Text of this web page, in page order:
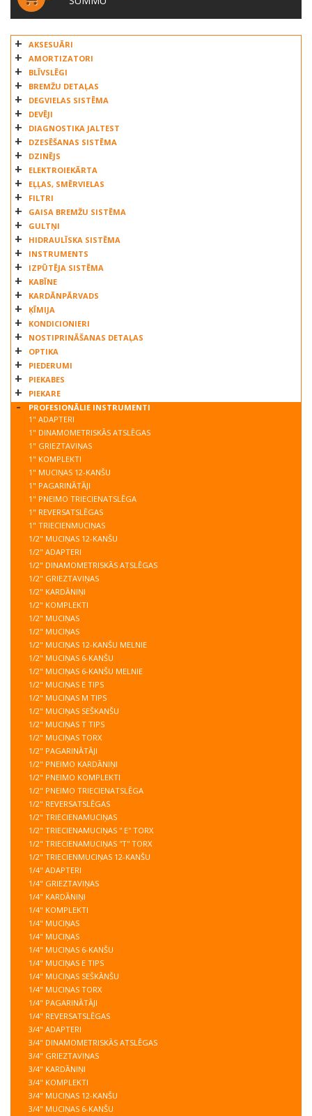
AKSESUĀRI
AMORTIZATORI
BLĪVSLĒGI
BREMŽU DETAĻAS
DEGVIELAS SISTĒMA
DEVĒJI
DIAGNOSTIKA JALTEST
DZESĒŠANAS SISTĒMA
DZINĒJS
ELEKTROIEKĀRTA
EĻĻAS, SMĒRVIELAS
FILTRI
GAISA BREMŽU SISTĒMA
GULTŅI
HIDRAULĪSKA SISTĒMA
INSTRUMENTS
IZPŪTĒJA SISTĒMA
KABĪNE
KARDĀNPĀRVADS
ĶĪMIJA
KONDICIONIERI
NOSTIPRINĀŠANAS DETAĻAS
OPTIKA
PIEDERUMI
PIEKABES
PIEKARE
PROFESIONĀLIE INSTRUMENTI
1" ADAPTERI
1" DINAMOMETRISKĀS ATSLĒGAS
1" GRIEZTAVIŅAS
1" KOMPLEKTI
1" MUCIŅAS 12-KANŠU
1" PAGARINĀTĀJI
1" PNEIMO TRIECIENATSLĒGA
1" REVERSATSLĒGAS
1" TRIECIENMUCIŅAS
1/2" MUCIŅAS 12-KANŠU
1/2" ADAPTERI
1/2" DINAMOMETRISKĀS ATSLĒGAS
1/2" GRIEZTAVIŅAS
1/2" KARDĀNIŅI
1/2" KOMPLEKTI
1/2" MUCIŅAS
1/2" MUCIŅAS
1/2" MUCIŅAS 12-KANŠU MELNIE
1/2" MUCIŅAS 6-KANŠU
1/2" MUCIŅAS 6-KANŠU MELNIE
1/2" MUCIŅAS E TIPS
1/2" MUCIŅAS M TIPS
1/2" MUCIŅAS SEŠKANŠU
1/2" MUCIŅAS T TIPS
1/2" MUCIŅAS TORX
1/2" PAGARINĀTĀJI
1/2" PNEIMO KARDĀNIŅI
1/2" PNEIMO KOMPLEKTI
1/2" PNEIMO TRIECIENATSLĒGA
1/2" REVERSATSLĒGAS
1/2" TRIECIENAMUCIŅAS
1/2" TRIECIENAMUCIŅAS '' E'' TORX
1/2" TRIECIENAMUCIŅAS ''T'' TORX
1/2" TRIECIENMUCIŅAS 12-KANŠU
1/4" ADAPTERI
1/4" GRIEZTAVIŅAS
1/4" KARDĀNIŅI
1/4" KOMPLEKTI
1/4" MUCIŅAS
1/4" MUCIŅAS
1/4" MUCIŅAS 6-KANŠU
1/4" MUCIŅAS E TIPS
1/4" MUCIŅAS SEŠKĀNŠU
1/4" MUCIŅAS TORX
1/4" PAGARINĀTĀJI
1/4" REVERSATSLĒGAS
3/4" ADAPTERI
3/4" DINAMOMETRISKĀS ATSLĒGAS
3/4" GRIEZTAVIŅAS
3/4" KARDĀNIŅI
3/4" KOMPLEKTI
3/4" MUCIŅAS 12-KANŠU
3/4" MUCIŅAS 6-KANŠU